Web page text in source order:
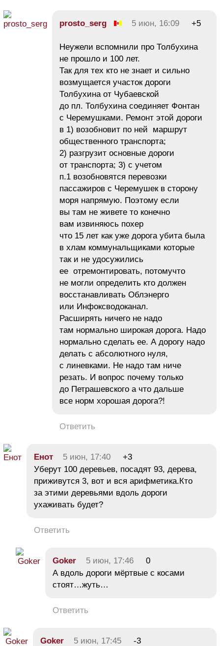
prosto_serg 5 июн, 16:09 +5
Неужели вспомнили про Толбухина
не прошло и 100 лет.
Так для тех кто не знает и сильно
возмущается участок дороги
Толбухина от Чубаевской
до пл. Толбухина соединяет Фонтан
с Черемушками. Ремонт этой дороги
в 1) возобновит по ней маршрут
общественного транспорта;
2) разгрузит основные дороги
от транспорта; 3) с учетом
п.1 возобновятся перевозки
пассажиров с Черемушек в сторону
моря напрямую. Поэтому если
вы там не живете то конечно
вам извиняюсь похер
что 15 лет как уже дорога убита была
в хлам коммунальщиками которые
так и не удосужились
ее отремонтировать, потомучто
не могли определить кто должен
восстанавливать Облэнерго
или Инфоксводоканал.
Расширять ничего не надо
там нормально широкая дорога. Надо
нормально сделать ее. А дорогу надо
делать с абсолютного нуля,
с линевками. Не надо там ниче
резать. И вопрос почему только
до Петрашевского а что дальше
все норм хорошая дорога?!
Ответить
Енот 5 июн, 17:40
+3
Уберут 100 деревьев, посадят 93, дерева,
приживутся 3, вот и вся арифметика.Кто
за этими деревьями вдоль дороги
ухаживать будет?
Ответить
Goker 5 июн, 17:46
0
А вдоль дороги мёртвые с косами
стоят…жуть…
Ответить
Goker 5 июн, 17:45
-3